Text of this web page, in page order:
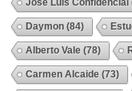
José Luis Confidencial
Daymon (84)
Alberto Vale (78)
Carmen Alcaide (73)